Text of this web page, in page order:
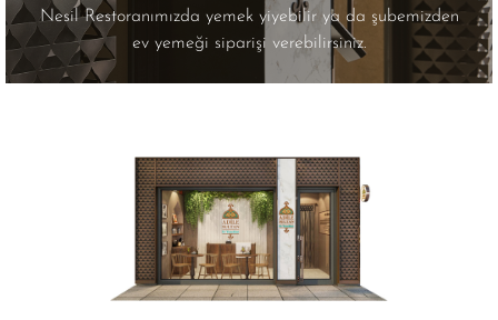
Nesil Restoranımızda yemek yiyebilir ya da şubemizden
ev yemeği siparişi verebilirsiniz.